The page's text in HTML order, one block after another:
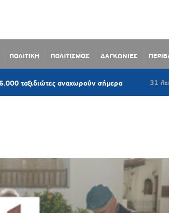
ΠΟΛΙΤΙΚΗ ΠΟΛΙΤΙΣΜΟΣ ΔΑΓΚΩΝΙΕΣ
αναχωρούν σήμερα 31 λεπτά πριν